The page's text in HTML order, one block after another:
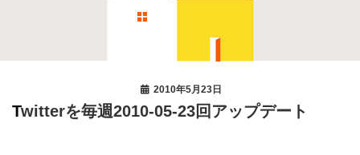
2010年5月23日
Twitterを毎週2010-05-23回アップデート